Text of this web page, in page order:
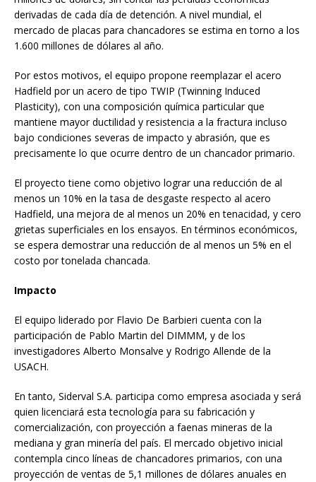
derivadas de cada día de detención. A nivel mundial, el
mercado de placas para chancadores se estima en torno a los
1.600 millones de dólares al año.
Por estos motivos, el equipo propone reemplazar el acero
Hadfield por un acero de tipo TWIP (Twinning Induced
Plasticity), con una composición química particular que
mantiene mayor ductilidad y resistencia a la fractura incluso
bajo condiciones severas de impacto y abrasión, que es
precisamente lo que ocurre dentro de un chancador primario.
El proyecto tiene como objetivo lograr una reducción de al
menos un 10% en la tasa de desgaste respecto al acero
Hadfield, una mejora de al menos un 20% en tenacidad, y cero
grietas superficiales en los ensayos. En términos económicos,
se espera demostrar una reducción de al menos un 5% en el
costo por tonelada chancada.
Impacto
El equipo liderado por Flavio De Barbieri cuenta con la
participación de Pablo Martin del DIMMM, y de los
investigadores Alberto Monsalve y Rodrigo Allende de la
USACH.
En tanto, Siderval S.A. participa como empresa asociada y será
quien licenciará esta tecnología para su fabricación y
comercialización, con proyección a faenas mineras de la
mediana y gran minería del país. El mercado objetivo inicial
contempla cinco líneas de chancadores primarios, con una
proyección de ventas de 5,1 millones de dólares anuales en